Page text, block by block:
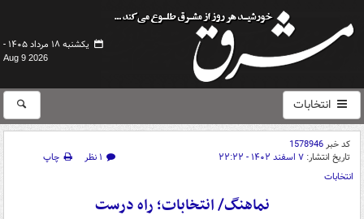
یکشنبه ۱۸ مرداد ۱۴۰۵ -
Aug 9 2026
انتخابات
کد خبر1578946
تاریخ انتشار: ۷ اسفند ۱۴۰۲ - ۲۲:۲۲ ۱ نظر
چاپ
انتخابات
نماهنگ/ انتخابات؛ راه درست